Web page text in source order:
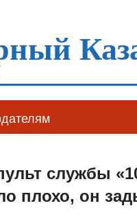
службы
плохо, он